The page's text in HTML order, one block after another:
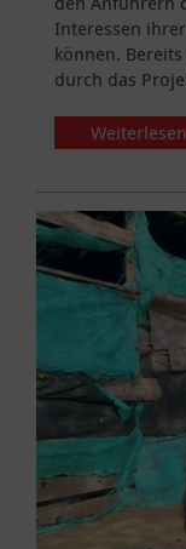
Interessen
können.
durch das
Weiterlesen